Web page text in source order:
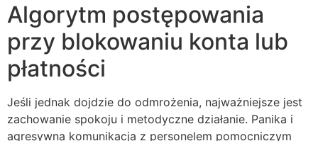
Algorytm postępowania
przy blokowaniu konta lub
płatności
Jeśli jednak dojdzie do odmrożenia, najważniejsze jest
zachowanie spokoju i metodyczne działanie. Panika i
agresywna komunikacja z personelem pomocniczym